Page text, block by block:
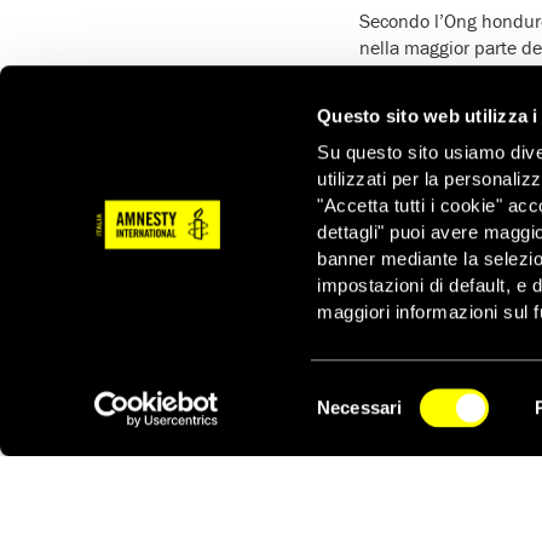
Questo sito web utilizza i
Su questo sito usiamo
utilizzati per la
"Accetta tutti i cookie"
dettagli" puoi avere
banner mediante la
impostazioni di default, e
maggiori informazioni sul
del
Necessari
Secondo l’Ong
nella maggior parte
scelta che fuggire,
anche uccisioni –
L’alto livello d’
persone Lgbti siano
“Non ho mai
denuncia, sono
denunciato è
DOPO I PERICOLI IN
NEWSLETTER